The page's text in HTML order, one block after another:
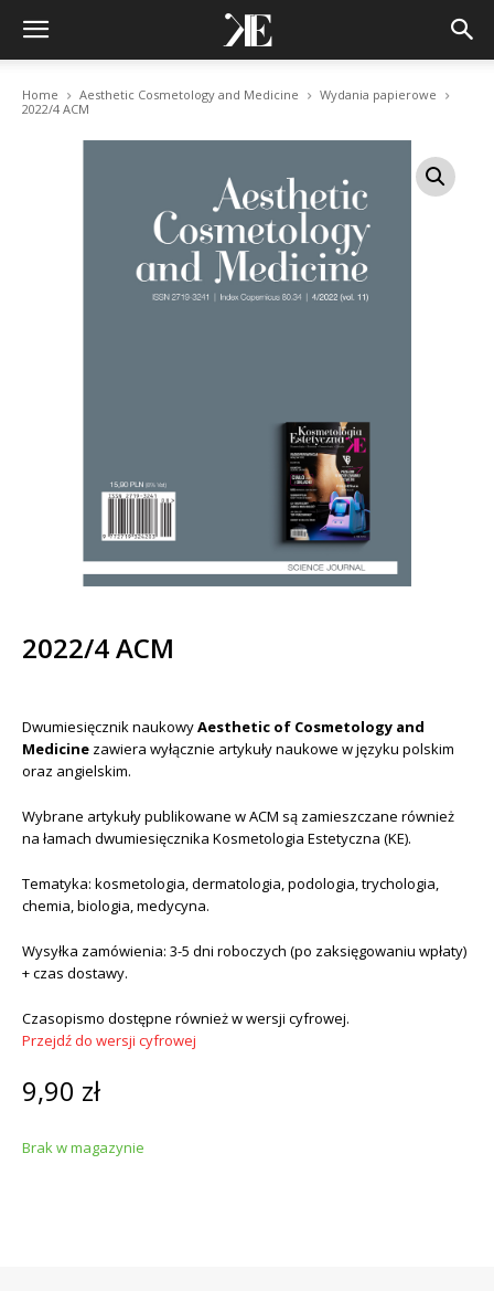
Home Aesthetic Cosmetology and Medicine
Wydania papierowe
2022/4 ACM
2022/4 ACM
Dwumiesięcznik naukowyAesthetic of Cosmetology and
Medicine zawiera wyłącznie artykuły naukowe w języku polskim
oraz angielskim.
Wybrane artykuły publikowane w ACM są zamieszczane również
na łamach dwumiesięcznika Kosmetologia Estetyczna (KE).
Tematyka: kosmetologia, dermatologia, podologia, trychologia,
chemia, biologia, medycyna.
Wysyłka zamówienia: 3-5 dni roboczych (po zaksięgowaniu wpłaty)
+ czas dostawy.
Czasopismo dostępne również w wersji cyfrowej.
Przejdź do wersji cyfrowej
9,90 zł
Brak w magazynie